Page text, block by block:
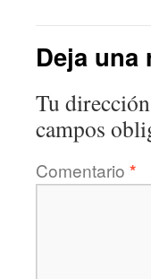
Deja una
Tu
campos
Comentario *